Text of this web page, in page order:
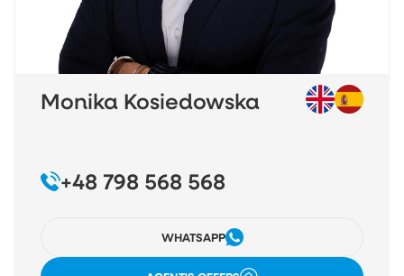
Monika Kosiedowska
+48 798 568 568
WHATSAPP